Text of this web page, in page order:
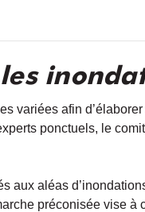
variées afin
ponctuels, le
aux aléas
préconisée vise à